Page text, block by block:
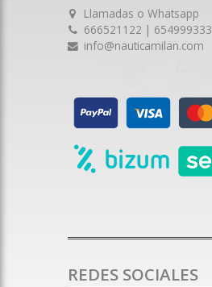
Llamadas o Whatsapp
666521122 | 654999333
info@nauticamilan.com
REDES SOCIALES